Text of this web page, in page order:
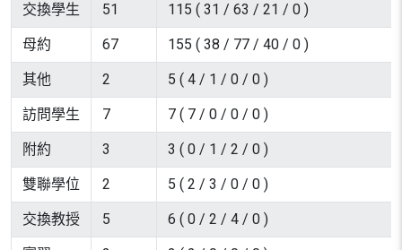
交換學生 51 115 ( 31 / 63 / 21 / 0 )
母約 67 155 ( 38 / 77 / 40 / 0 )
其他 2 5 ( 4 / 1 / 0 / 0 )
訪問學生 7 7 ( 7 / 0 / 0 / 0 )
附約 3 3 ( 0 / 1 / 2 / 0 )
雙聯學位 2 5 ( 2 / 3 / 0 / 0 )
交換教授 5 6 ( 0 / 2 / 4 / 0 )